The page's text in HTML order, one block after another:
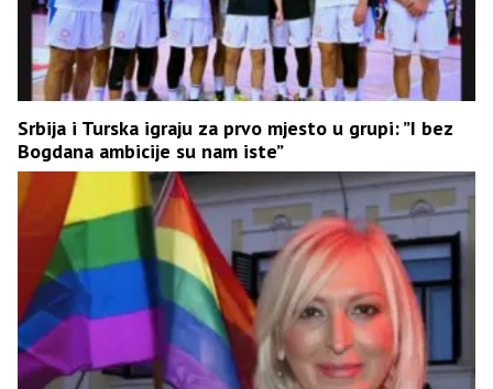
Srbija i Turska igraju za prvo mjesto u grupi: ”I bez
Bogdana ambicije su nam iste”